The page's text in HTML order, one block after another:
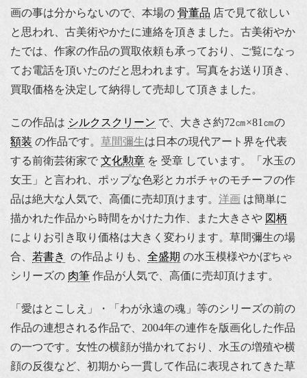
画の事は分からないので、本場の 骨董品 店で見て欲しい
と思われ、古美術やかたに連絡を頂きました。古美術やか
たでは、作家の作品の買取依頼も承っており、ご覧になっ
てお電話を頂いたのだと思われます。写真をお送り頂き、
買取価格を決定して納得して売却して頂きました。
この作品は シルクスクリーン で、大きさ約72㎝×81㎝の
額装 の作品です。 草間彌生は日本の現代アート界を代表
する前衛芸術家で 文化勲章 を 受章 しています。「水玉の
女王」と言われ、ポップな色彩とカボチャのモチーフの作
品は絶大な人気で、高価に売却頂けます。 洋画 は簡単に
描かれた作品から時間をかけた力作、また大きさや 図柄
によりお引き取り価格は大きく変わります。草間彌生の場
合、 若書き の作品よりも、 全盛期 の水玉模様やかぼちゃ
シリーズの 肉筆 作品が人気で、高価に売却頂けます。
「愛はとこしえ」・「わが永遠の魂」等のシリーズの前の
作品の連想される作品で、2004年の連作を版画化した作品
の一つです。女性の横顔が描かれており、水玉の増殖や横
顔の反復など、初期から一貫して作品に表現されてきた草